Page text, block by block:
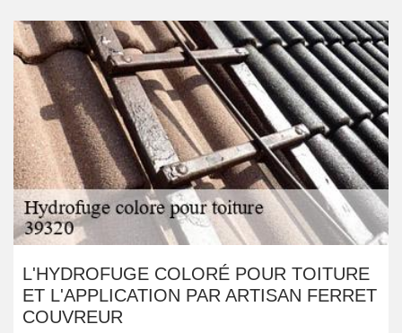
L'HYDROFUGE COLORÉ POUR TOITURE
ET L'APPLICATION PAR ARTISAN FERRET
COUVREUR